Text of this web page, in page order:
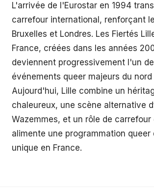
L'arrivée de l'Eurostar en 1994
carrefour international, renforçant
Bruxelles et Londres. Les Fiertés
France, créées dans les années
deviennent progressivement l'un
événements queer majeurs du nord
Aujourd'hui, Lille combine un
chaleureux, une scène alternative
Wazemmes, et un rôle de carrefour
alimente une programmation queer
unique en France.